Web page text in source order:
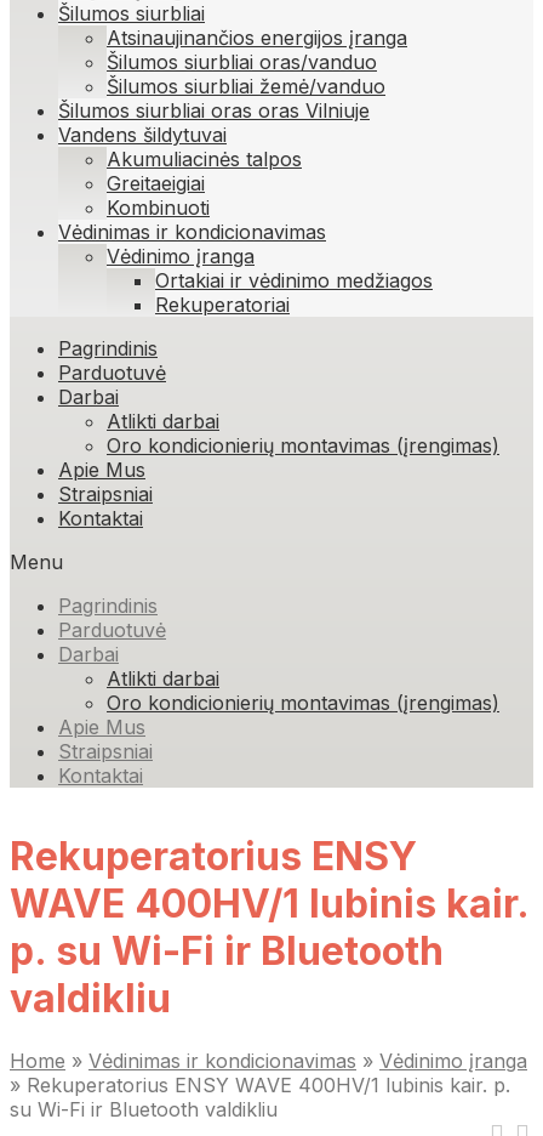
Šilumos siurbliai
Atsinaujinančios energijos įranga
Šilumos siurbliai oras/vanduo
Šilumos siurbliai žemė/vanduo
Šilumos siurbliai oras oras Vilniuje
Vandens šildytuvai
Akumuliacinės talpos
Greitaeigiai
Kombinuoti
Vėdinimas ir kondicionavimas
Vėdinimo įranga
Ortakiai ir vėdinimo medžiagos
Rekuperatoriai
Skip
content
Pagrindinis
Parduotuvė
Darbai
Atlikti darbai
Oro kondicionierių montavimas (įrengimas)
Apie Mus
Straipsniai
Kontaktai
Menu
Pagrindinis
Parduotuvė
Darbai
Atlikti darbai
Oro kondicionierių montavimas (įrengimas)
Apie Mus
Straipsniai
Kontaktai
Rekuperatorius ENSY
WAVE 400HV/1 lubinis kair.
p. su Wi-Fi ir Bluetooth
valdikliu
Home » Vėdinimas ir kondicionavimas » Vėdinimo įranga
» Rekuperatorius ENSY WAVE 400HV/1 lubinis kair. p.
su Wi-Fi ir Bluetooth valdikliu